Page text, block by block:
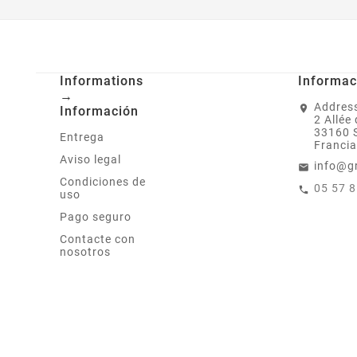
Informations
→
Información
Entrega
Aviso legal
Condiciones de
uso
Pago seguro
Contacte con
nosotros
2 Allée
33160
Francia
05 57